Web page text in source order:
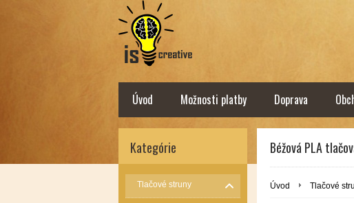
Úvod Možnosti platby Doprava
Kategórie
Tlačové struny
Béžová PLA
Úvod Tlačové